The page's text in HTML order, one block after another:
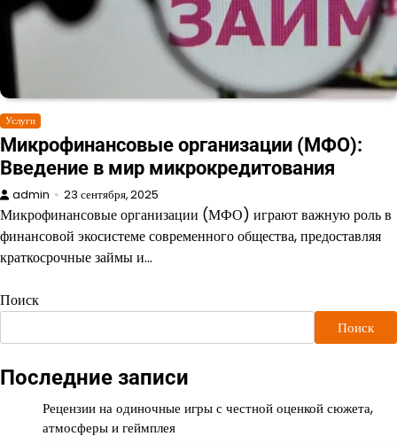
Услуги
Микрофинансовые организации (МФО):
Введение в мир микрокредитования
admin 23 сентября, 2025
Микрофинансовые организации (МФО) играют важную роль в
финансовой экосистеме современного общества, предоставляя
краткосрочные займы и…
Поиск
Поиск
Последние записи
Рецензии на одиночные игры с честной оценкой сюжета,
атмосферы и геймплея